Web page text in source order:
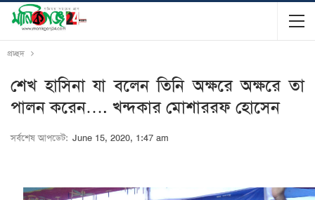
প্রচ্ছদ
শেখ হাসিনা যা বলেন তিনি অক্ষরে অক্ষরে তা
পালন করেন…. খন্দকার মোশাররফ হোসেন
সর্বশেষ আপডেট: June 15, 2020, 1:47 am